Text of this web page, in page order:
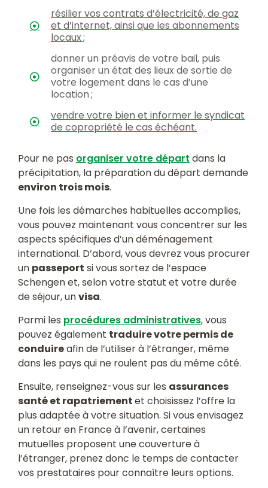
résilier vos contrats d’électricité, de gaz
et d’internet, ainsi que les abonnements
locaux ;
donner un préavis de votre bail, puis
organiser un état des lieux de sortie de
votre logement dans le cas d’une
location ;
vendre votre bien et informer le syndicat
de copropriété le cas échéant.
Pour ne pas organiser votre départ dans la
précipitation, la préparation du départ demande
environ trois mois.
Une fois les démarches habituelles accomplies,
vous pouvez maintenant vous concentrer sur les
aspects spécifiques d’un déménagement
international. D’abord, vous devrez vous procurer
un passeport si vous sortez de l’espace
Schengen et, selon votre statut et votre durée
de séjour, unvisa.
Parmi les procédures administratives, vous
pouvez également traduire votre permis de
conduireafin de l’utiliser à l’étranger, même
dans les pays qui ne roulent pas du même côté.
Ensuite, renseignez-vous sur les assurances
santé et rapatriementet choisissez l’offre la
plus adaptée à votre situation. Si vous envisagez
un retour en France à l’avenir, certaines
mutuelles proposent une couverture à
l’étranger, prenez donc le temps de contacter
vos prestataires pour connaître leurs options.